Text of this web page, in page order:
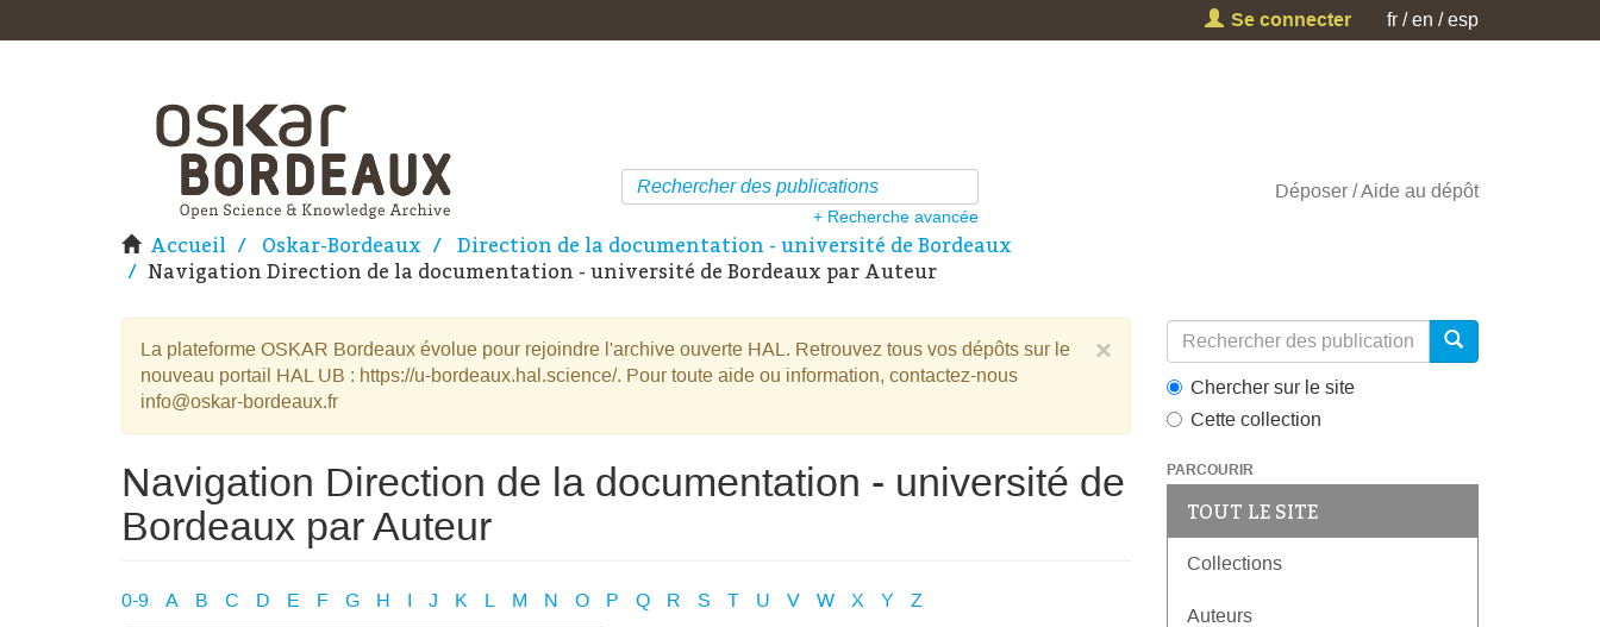
Se connecter fr en esp
+ Recherche avancée
Déposer Aide au dépôt
Accueil Oskar-Bordeaux
Direction de la documentation - université de Bordeaux
Navigation Direction de la documentation - université de Bordeaux par Auteur
×
La plateforme OSKAR Bordeaux évolue pour rejoindre l'archive ouverte HAL. Retrouvez tous vos dépôts sur le
nouveau portail HAL UB : https://u-bordeaux.hal.science/. Pour toute aide ou information, contactez-nous
info@oskar-bordeaux.fr
Navigation Direction de la documentation - université de
Bordeaux par Auteur
0-9 A B C D E F G H I J K L M N O P Q R S T U V W X Y Z
Chercher sur le site
Cette collection
PARCOURIR
TOUT LE SITE
Collections
Auteurs